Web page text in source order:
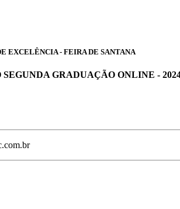
EXCELÊNCIA - FEIRA DE SANTANA
GRADUAÇÃO ONLINE -